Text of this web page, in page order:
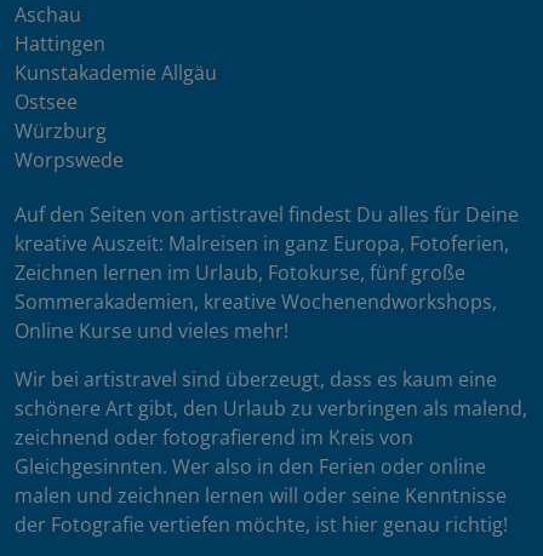
Aschau
Hattingen
Kunstakademie Allgäu
Ostsee
Würzburg
Worpswede
Auf den Seiten von artistravel findest Du alles für Deine
kreative Auszeit: Malreisen in ganz Europa, Fotoferien,
Zeichnen lernen im Urlaub, Fotokurse, fünf große
Sommerakademien, kreative Wochenendworkshops,
Online Kurse und vieles mehr!
Wir bei artistravel sind überzeugt, dass es kaum eine
schönere Art gibt, den Urlaub zu verbringen als malend,
zeichnend oder fotografierend im Kreis von
Gleichgesinnten. Wer also in den Ferien oder online
malen und zeichnen lernen will oder seine Kenntnisse
der Fotografie vertiefen möchte, ist hier genau richtig!